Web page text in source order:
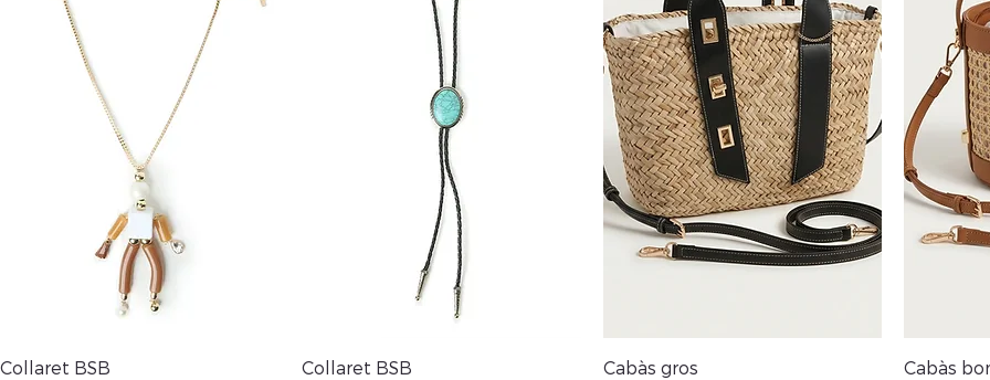
Vista rápida
Collaret BSB
Vista rápida
Collaret BSB
Cabàs gros
Cabàs